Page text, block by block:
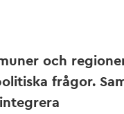
och
frågor.